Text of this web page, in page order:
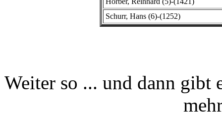
Schurr, Hans (6)-(1252)
Weiter so ... und dann gibt